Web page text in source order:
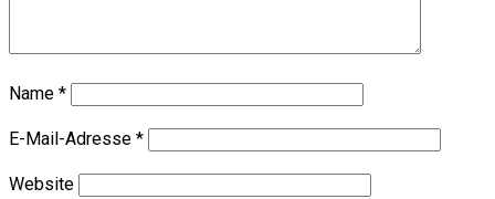
Name *
E-Mail-Adresse *
Website